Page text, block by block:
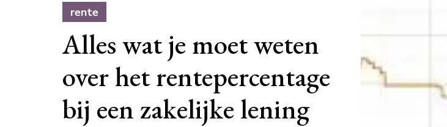
rente
Alles wat je moet weten
over het rentepercentage
bij een zakelijke lening